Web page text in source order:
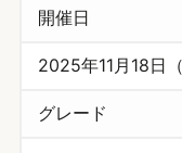
開催日
2025年11月18日（
グレード